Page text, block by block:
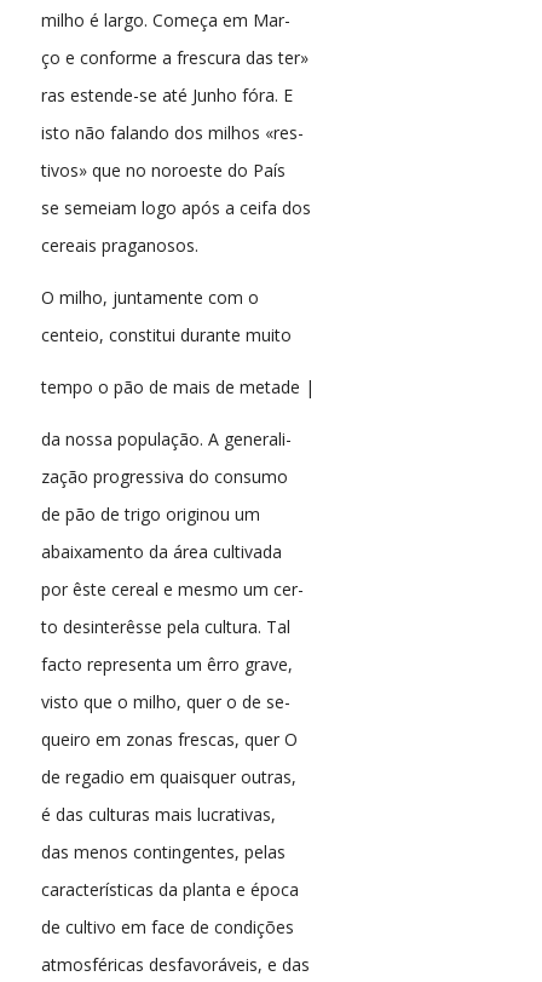
milho é largo. Começa em Mar-
ço e conforme a frescura das ter»
ras estende-se até Junho fóra. E
isto não falando dos milhos «res-
tivos» que no noroeste do País
se semeiam logo após a ceifa dos
cereais praganosos.
O milho, juntamente com o
centeio, constitui durante muito
tempo o pão de mais de metade |
da nossa população. A generali-
zação progressiva do consumo
de pão de trigo originou um
abaixamento da área cultivada
por êste cereal e mesmo um cer-
to desinterêsse pela cultura. Tal
facto representa um êrro grave,
visto que o milho, quer o de se-
queiro em zonas frescas, quer O
de regadio em quaisquer outras,
é das culturas mais lucrativas,
das menos contingentes, pelas
características da planta e época
de cultivo em face de condições
atmosféricas desfavoráveis, e das